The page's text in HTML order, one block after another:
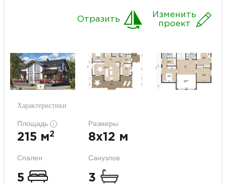
Изменить
проект
Отразить
Характеристики
Площадь i
215 м2
Размеры
8x12 м
Спален
5
Санузлов
3